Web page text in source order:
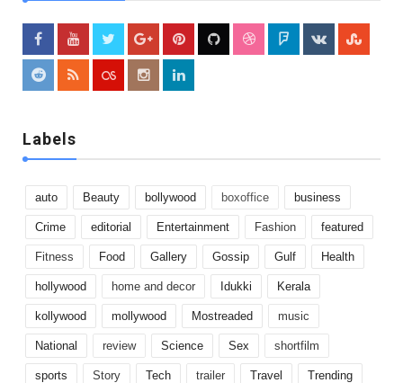
Labels
auto Beauty bollywood boxoffice business
Crime editorial Entertainment Fashion featured
Fitness Food Gallery Gossip Gulf Health
hollywood home and decor Idukki Kerala
kollywood mollywood Mostreaded music
National review Science Sex shortfilm
sports Story Tech trailer Travel Trending